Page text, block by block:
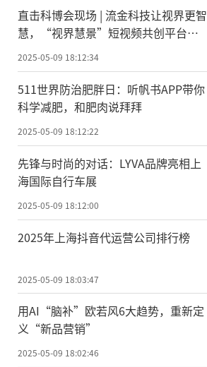
直击科博会现场 | 流金科技让视界更智
慧，“视界慧景”短视频共创平台盛
大发布
2025-05-09 18:12:34
511世界防治肥胖日：听帆书APP带你
科学减肥，和肥肉说拜拜
2025-05-09 18:12:22
先锋与时尚的对话：LYVA品牌亮相上
海国际自行车展
2025-05-09 18:12:00
2025年上海抖音代运营公司排行榜
2025-05-09 18:03:47
用AI“脑补”欧若风6大趋势，重新定
义“新品营销”
2025-05-09 18:02:46